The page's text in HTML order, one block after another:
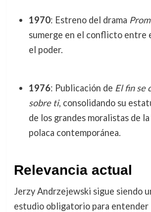
1970: Estreno del drama
sumerge en el conflicto entre
el poder.
1976: Publicación de El fin se
sobre ti, consolidando su
de los grandes moralistas de
polaca contemporánea.
Relevancia actual
Jerzy Andrzejewski sigue siendo
estudio obligatorio para